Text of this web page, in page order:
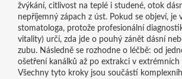
žvýkání, citlivost na teplé i studené, otok
nepříjemný zápach z úst. Pokud se objeví, je
stomatologa, protože profesionální
vitality) určí, zda jde o pouhý zánět dásní
zubu. Následně se rozhodne o léčbě: od
ošetření kanálků až po extrakci v extrémních
Všechny tyto kroky jsou součástí